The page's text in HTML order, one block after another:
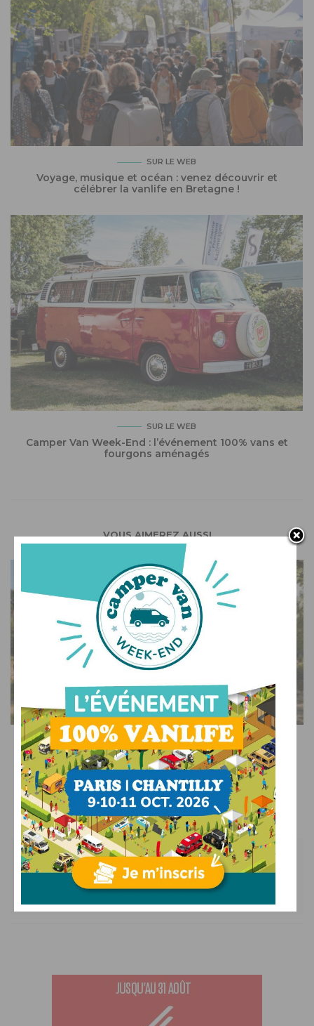
SUR LE WEB
Voyage, musique et océan : venez découvrir et
célébrer la vanlife en Bretagne !
SUR LE WEB
Camper Van Week-End : l’événement 100% vans et
fourgons aménagés
VOUS AIMEREZ AUSSI
ACTUALITÉS
Le guide ultime du stationnement en camping-car
22/07/2026 PAR BENOIT
Les commentaires sont fermés.